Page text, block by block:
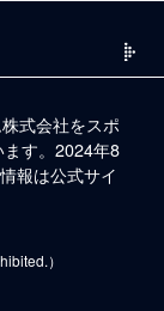
式会社をスポ
す。2024年8
報は公式サイ
）